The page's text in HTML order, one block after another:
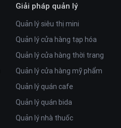
Giải pháp quản lý
Quản lý siêu thị mini
Quản lý cửa hàng tạp hóa
Quản lý cửa hàng thời trang
Quản lý cửa hàng mỹ phẩm
Quản lý quán cafe
Quản lý quán bida
Quản lý nhà thuốc